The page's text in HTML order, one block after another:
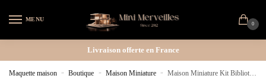
MENU
0
Livraison offerte en France
Maquette maison » Boutique » Maison Miniature » Maison Miniature Kit Bibliothèque